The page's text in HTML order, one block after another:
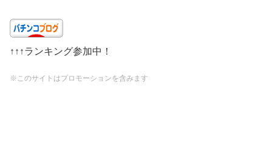
↑↑↑ランキング参加中！
※このサイトはプロモーションを含みます